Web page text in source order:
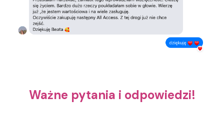
Ważne pytania i odpowiedzi!